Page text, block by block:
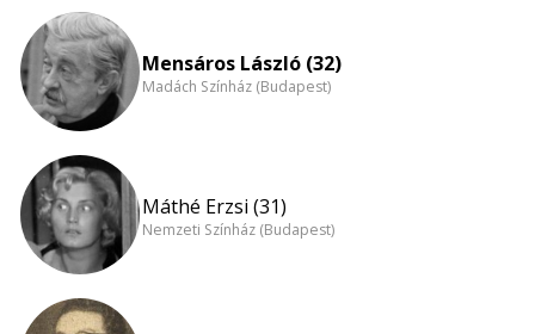
Mensáros László (32)
Madách Színház (Budapest)
Máthé Erzsi (31)
Nemzeti Színház (Budapest)